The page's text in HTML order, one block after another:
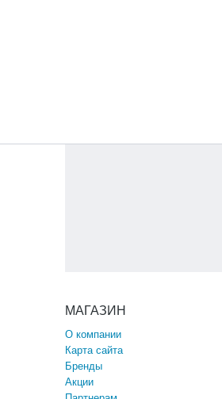
МАГАЗИН
О компании
Карта сайта
Бренды
Акции